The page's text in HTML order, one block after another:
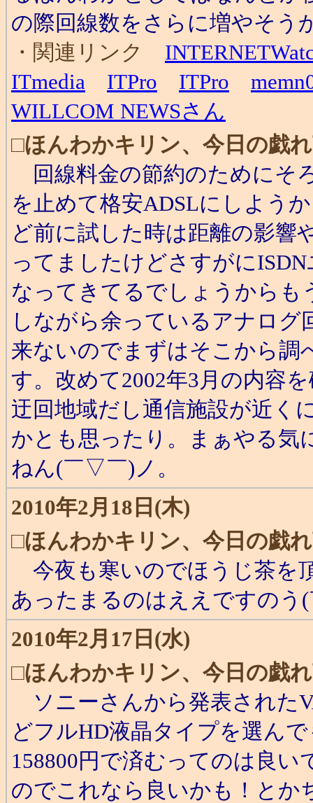
の際回線数をさらに増やそ
・関連リンク
ITmedia
ITPro ITPro
WILLCOM NEWSさん
□ほんわかキリン、今日の戯
回線料金の節約のためにそ
を止めて格安ADSLにしよう
ど前に試した時は距離の影響
ってましたけどさすがに
なってきてるでしょうからも
しながら余っているアナログ
来ないのでまずはそこから調
す。改めて2002年3月の内容
迂回地域だし通信施設が近く
かとも思ったり。まぁやる気
ねん(￣▽￣)ノ。
2010年2月18日(木)
□ほんわかキリン、今日の戯
今夜も寒いのでほうじ茶を
あったまるのはええですの
2010年2月17日(水)
□ほんわかキリン、今日の戯
ソニーさんから発表された
どフルHD液晶タイプを選ん
158800円で済むってのは良い
のでこれなら良いかも！とか